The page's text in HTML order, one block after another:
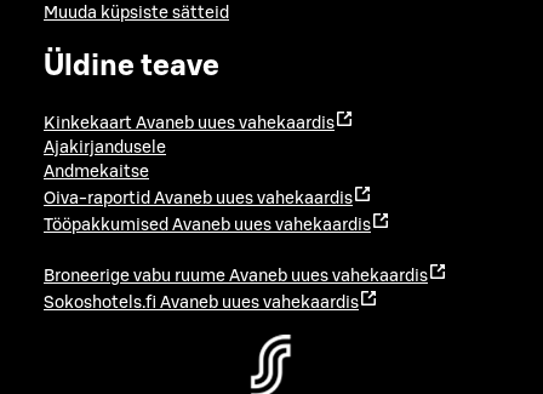
Muuda küpsiste sätteid
Üldine teave
Kinkekaart Avaneb uues vahekaardis
Ajakirjandusele
Andmekaitse
Oiva-raportid Avaneb uues vahekaardis
Tööpakkumised Avaneb uues vahekaardis
Broneerige vabu ruume Avaneb uues vahekaardis
Sokoshotels.fi Avaneb uues vahekaardis